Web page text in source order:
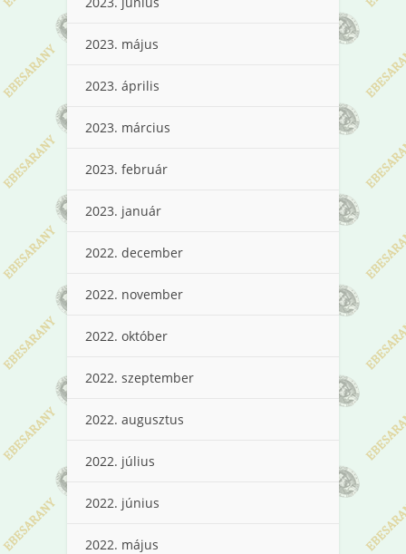
2023. május
2023. április
2023. március
2023. február
2023. január
2022. december
2022. november
2022. október
2022. szeptember
2022. augusztus
2022. július
2022. június
2022. május